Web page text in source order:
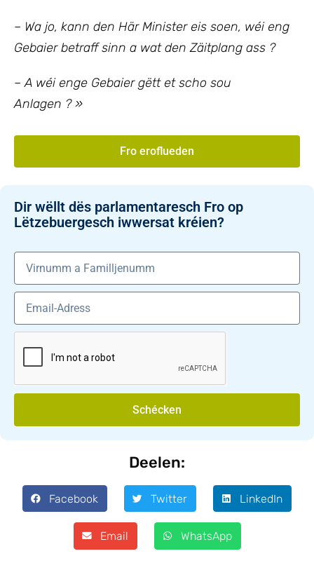
– Wa jo, kann den Här Minister eis soen, wéi eng
Gebaier betraff sinn a wat den Zäitplang ass ?
– A wéi enge Gebaier gëtt et scho sou
Anlagen ? »
Fro eroflueden
Dir wëllt dës parlamentaresch Fro op
Lëtzebuergesch iwwersat kréien?
Schécken
Deelen:
Facebook Twitter LinkedIn
Email WhatsApp